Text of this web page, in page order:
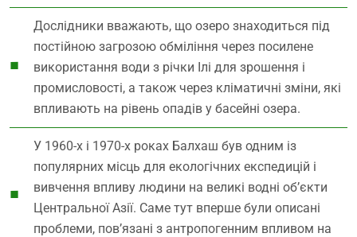
Дослідники вважають, що озеро знаходиться під
постійною загрозою обміління через посилене
використання води з річки Ілі для зрошення і
промисловості, а також через кліматичні зміни, які
впливають на рівень опадів у басейні озера.
У 1960-х і 1970-х роках Балхаш був одним із
популярних місць для екологічних експедицій і
вивчення впливу людини на великі водні об’єкти
Центральної Азії. Саме тут вперше були описані
проблеми, пов’язані з антропогенним впливом на